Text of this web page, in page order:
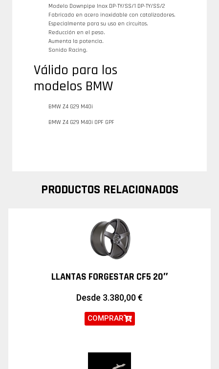
Modelo Downpipe Inox DP-TY/SS/1 DP-TY/SS/2
Fabricado en acero inoxidable con catalizadores.
Especialmente para su uso en circuitos.
Reducción en el peso.
Aumenta la potencia.
Sonido Racing.
Válido para los
modelos BMW
BMW Z4 G29 M40i
BMW Z4 G29 M40i OPF GPF
PRODUCTOS RELACIONADOS
LLANTAS FORGESTAR CF5 20″
Desde 3.380,00€
COMPRAR